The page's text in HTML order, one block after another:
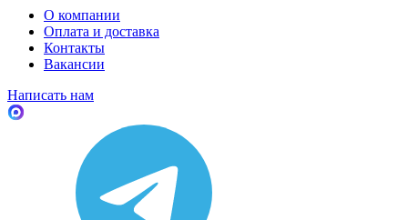
О компании
Оплата и доставка
Контакты
Вакансии
Написать нам